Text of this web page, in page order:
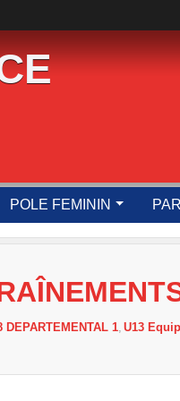
POLE FEMININ
DEPARTEMENTAL 1 U13